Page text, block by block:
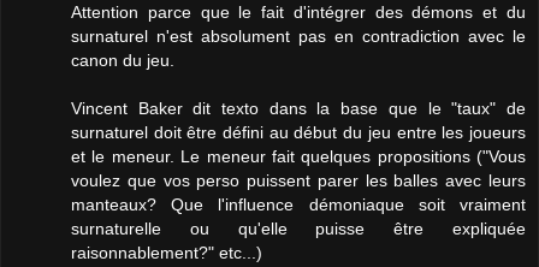
Attention parce que le fait d'intégrer des démons et du
surnaturel n'est absolument pas en contradiction avec le
canon du jeu.
Vincent Baker dit texto dans la base que le "taux" de
surnaturel doit être défini au début du jeu entre les joueurs
et le meneur. Le meneur fait quelques propositions ("Vous
voulez que vos perso puissent parer les balles avec leurs
manteaux? Que l'influence démoniaque soit vraiment
surnaturelle ou qu'elle puisse être expliquée
raisonnablement?" etc...)